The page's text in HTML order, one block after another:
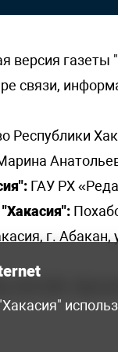
версия
связи,
Республики
ГАУ РХ
г.